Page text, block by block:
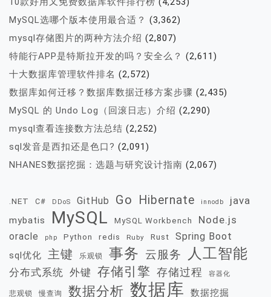
MySQL选哪个版本使用最合适？ (3,362)
mysql存储图片的两种方法介绍 (2,807)
特能行APP是特斯拉开发的吗？安全么？ (2,611)
十大数据库管理软件排名 (2,572)
数据库如何迁移？数据库数据迁移方案步骤 (2,435)
MySQL 的 Undo Log（回滚日志）介绍 (2,290)
mysql查看连接数方法总结 (2,252)
sql发音是西扣还是色口? (2,091)
NHANES数据挖掘：选题与研究设计指南 (2,067)
.NET C# DDoS GitHub Go Hibernate innodb java
mybatis MySQL MySQL Workbench Node.js
oracle php Python redis Ruby Rust Spring Boot
sql优化 主键 乐观锁 事务 云服务 人工智能
分布式系统 外键 存储引擎 存储过程 容器化
悲观锁 慢查询 数据分析 数据库 数据挖掘